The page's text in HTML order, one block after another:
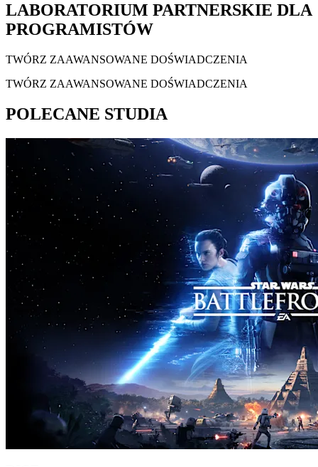
LABORATORIUM PARTNERSKIE DLA
PROGRAMISTÓW
TWÓRZ ZAAWANSOWANE DOŚWIADCZENIA
TWÓRZ ZAAWANSOWANE DOŚWIADCZENIA
POLECANE STUDIA